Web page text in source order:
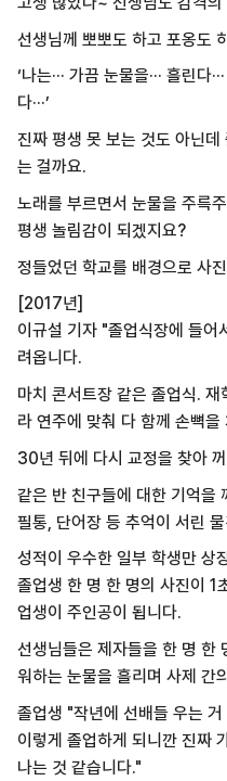
선생님께 뽀뽀도 하고 포옹도
‘나는··· 가끔 눈물을··· 흘린다
다···’
진짜 평생 못 보는 것도 아닌
는 걸까요.
노래를 부르면서 눈물을 주륵주
평생 놀림감이 되겠지요?
정들었던 학교를 배경으로 사
[2017년]
이규설 기자 "졸업식장에 들어
려옵니다.
마치 콘서트장 같은 졸업식.
라 연주에 맞춰 다 함께 손뼉
30년 뒤에 다시 교정을 찾아
같은 반 친구들에 대한 기억을
필통, 단어장 등 추억이 서린
성적이 우수한 일부 학생만 상
졸업생 한 명 한 명의 사진이 1
업생이 주인공이 됩니다.
선생님들은 제자들을 한 명 한
워하는 눈물을 흘리며 사제 간
졸업생 "작년에 선배들 우는
이렇게 졸업하게 되니깐 진짜
나는 것 같습니다."